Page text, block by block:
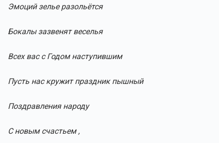
Эмоций зелье разольётся
Бокалы зазвенят веселья
Всех вас с Годом наступившим
Пусть нас кружит праздник пышный
Поздравления народу
С новым счастьем ,